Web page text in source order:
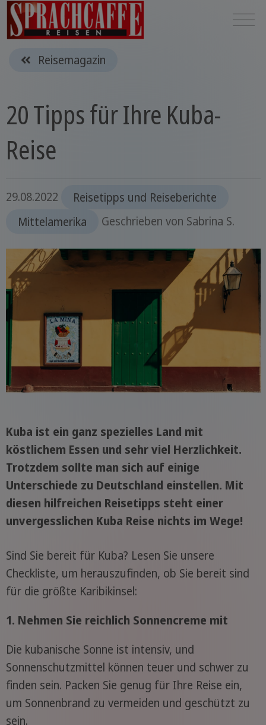
Reisemagazin
20 Tipps für Ihre Kuba-
Reise
29.08.2022
Reisetipps und Reiseberichte
Mittelamerika
Geschrieben von Sabrina S.
Kuba ist ein ganz spezielles Land mit
köstlichem Essen und sehr viel Herzlichkeit.
Trotzdem sollte man sich auf einige
Unterschiede zu Deutschland einstellen. Mit
diesen hilfreichen Reisetipps steht einer
unvergesslichen Kuba Reise nichts im Wege!
Sind Sie bereit für Kuba? Lesen Sie unsere
Checkliste, um herauszufinden, ob Sie bereit sind
für die größte Karibikinsel:
1. Nehmen Sie reichlich Sonnencreme mit
Die kubanische Sonne ist intensiv, und
Sonnenschutzmittel können teuer und schwer zu
finden sein. Packen Sie genug für Ihre Reise ein,
um Sonnenbrand zu vermeiden und geschützt zu
sein.